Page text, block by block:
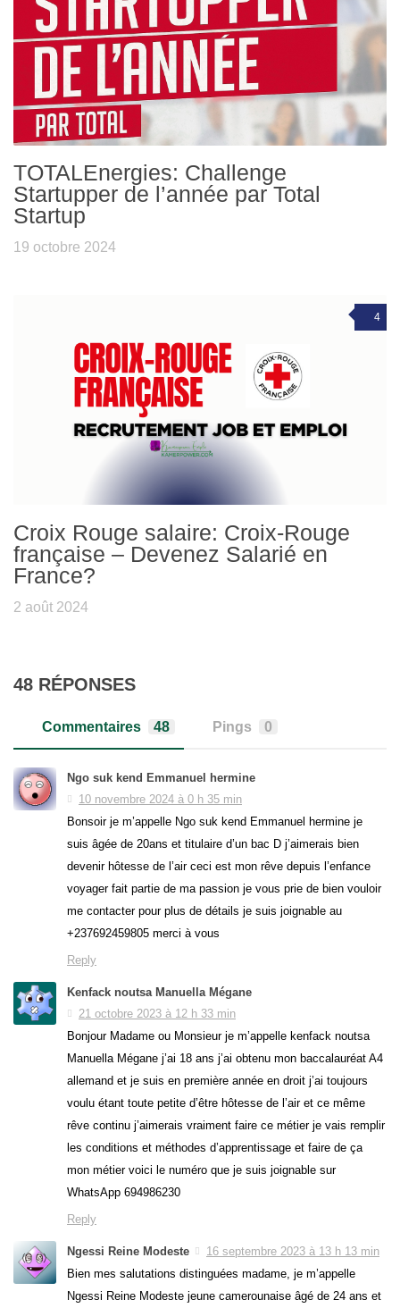
TOTALEnergies: Challenge
Startupper de l’année par Total
Startup
19 octobre 2024
4
Croix Rouge salaire: Croix-Rouge
française – Devenez Salarié en
France?
2 août 2024
48 RÉPONSES
Commentaires 48 Pings 0
Ngo suk kend Emmanuel hermine
10 novembre 2024 à 0 h 35 min
Bonsoir je m’appelle Ngo suk kend Emmanuel hermine je
suis âgée de 20ans et titulaire d’un bac D j’aimerais bien
devenir hôtesse de l’air ceci est mon rêve depuis l’enfance
voyager fait partie de ma passion je vous prie de bien vouloir
me contacter pour plus de détails je suis joignable au
+237692459805 merci à vous
Reply
Kenfack noutsa Manuella Mégane
21 octobre 2023 à 12 h 33 min
Bonjour Madame ou Monsieur je m’appelle kenfack noutsa
Manuella Mégane j’ai 18 ans j’ai obtenu mon baccalauréat A4
allemand et je suis en première année en droit j’ai toujours
voulu étant toute petite d’être hôtesse de l’air et ce même
rêve continu j’aimerais vraiment faire ce métier je vais remplir
les conditions et méthodes d’apprentissage et faire de ça
mon métier voici le numéro que je suis joignable sur
WhatsApp 694986230
Reply
Ngessi Reine Modeste
16 septembre 2023 à 13 h 13 min
Bien mes salutations distinguées madame, je m’appelle
Ngessi Reine Modeste jeune camerounaise âgé de 24 ans et